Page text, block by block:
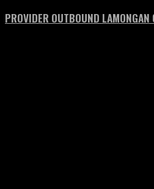
PROVIDER OUTBOUND